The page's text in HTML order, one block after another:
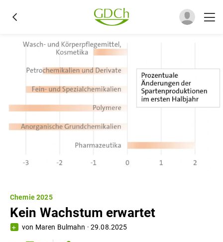
Chemie 2025
Kein Wachstum erwartet
von Maren Bulmahn ·29.08.2025